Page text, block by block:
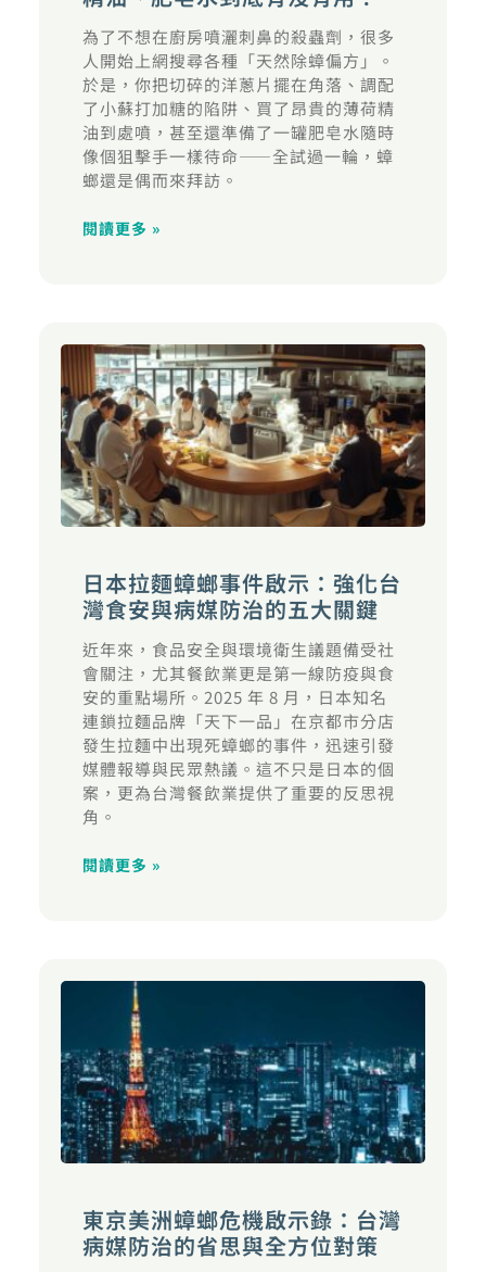
為了不想在廚房噴灑刺鼻的殺蟲劑，很多
人開始上網搜尋各種「天然除蟑偏方」。
於是，你把切碎的洋蔥片擺在角落、調配
了小蘇打加糖的陷阱、買了昂貴的薄荷精
油到處噴，甚至還準備了一罐肥皂水隨時
像個狙擊手一樣待命——全試過一輪，蟑
螂還是偶而來拜訪。
閱讀更多 »
日本拉麵蟑螂事件啟示：強化台
灣食安與病媒防治的五大關鍵
近年來，食品安全與環境衛生議題備受社
會關注，尤其餐飲業更是第一線防疫與食
安的重點場所。2025 年 8 月，日本知名
連鎖拉麵品牌「天下一品」在京都市分店
發生拉麵中出現死蟑螂的事件，迅速引發
媒體報導與民眾熱議。這不只是日本的個
案，更為台灣餐飲業提供了重要的反思視
角。
閱讀更多 »
東京美洲蟑螂危機啟示錄：台灣
病媒防治的省思與全方位對策